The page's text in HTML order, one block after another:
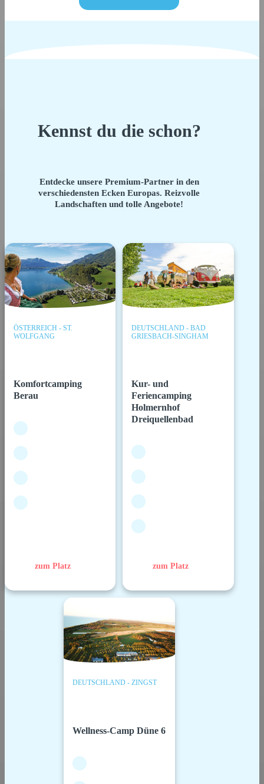
Kennst du die schon?
Entdecke unsere Premium-Partner in den
verschiedensten Ecken Europas. Reizvolle
Landschaften und tolle Angebote!
ÖSTERREICH - ST.
WOLFGANG
Komfortcamping
Berau
zum Platz
DEUTSCHLAND - BAD
GRIESBACH-SINGHAM
Kur- und
Feriencamping
Holmernhof
Dreiquellenbad
zum Platz
DEUTSCHLAND - ZINGST
Wellness-Camp Düne 6